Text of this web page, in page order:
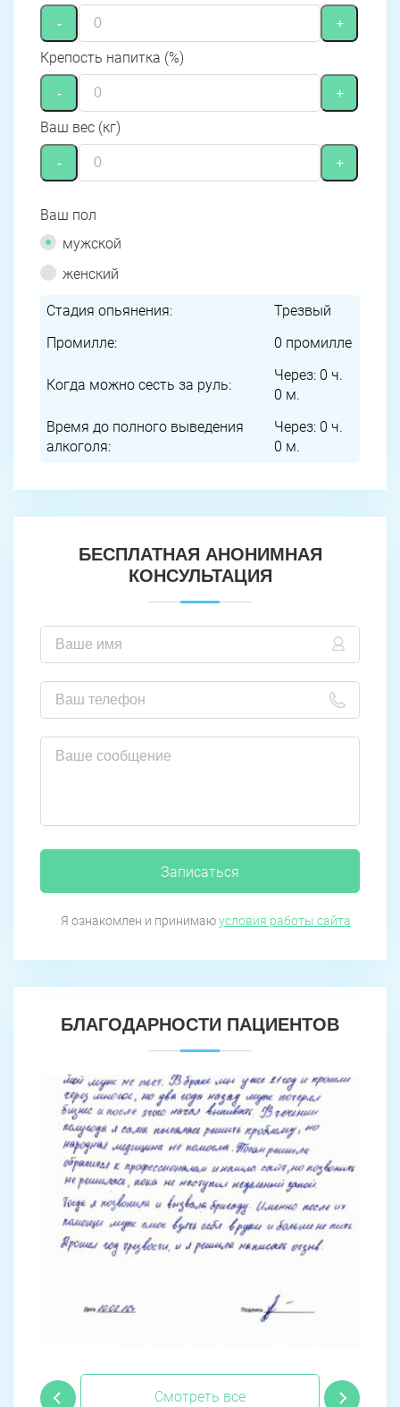
- +
Крепость напитка (%)
- +
Ваш вес (кг)
- +
Ваш пол
мужской
женский
Стадия опьянения:
Трезвый
Промилле:
0 промилле
Когда можно сесть за руль:
Через: 0 ч.
0 м.
Время до полного выведения
алкоголя:
Через: 0 ч.
0 м.
БЕСПЛАТНАЯ АНОНИМНАЯ
КОНСУЛЬТАЦИЯ
Записаться
Я ознакомлен и принимаюусловия работы сайта
БЛАГОДАРНОСТИ ПАЦИЕНТОВ
Смотреть все